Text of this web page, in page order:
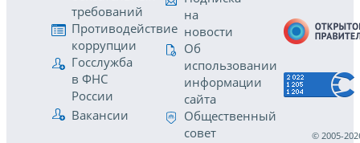
требований
Противодействие
коррупции
Госслужба
в ФНС
России
Вакансии
на
новости
Об
использовании
информации
сайта
Общественный
совет
© 2005-